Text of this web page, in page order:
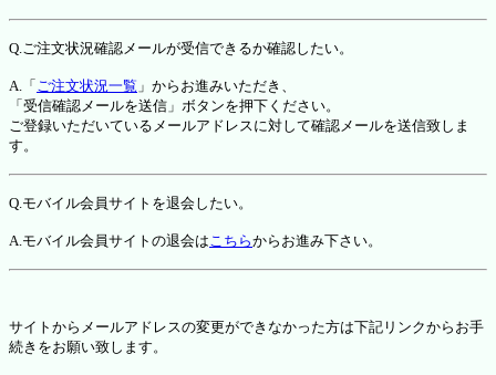
Q.ご注文状況確認メールが受信できるか確認したい。
A.「 ご注文状況一覧 」からお進みいただき、
「受信確認メールを送信」ボタンを押下ください。
ご登録いただいているメールアドレスに対して確認メールを送信致しま
す。
Q.モバイル会員サイトを退会したい。
A.モバイル会員サイトの退会はこちらからお進み下さい。
サイトからメールアドレスの変更ができなかった方は下記リンクからお手
続きをお願い致します。